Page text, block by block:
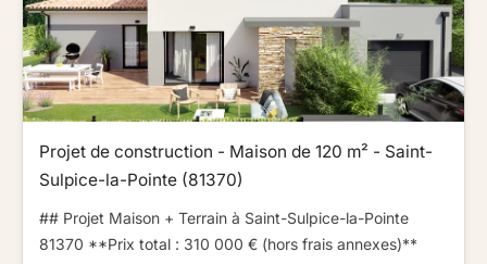
Projet de construction - Maison de 120 m² - Saint-
Sulpice-la-Pointe (81370)
## Projet Maison + Terrain à Saint-Sulpice-la-Pointe
81370 ​ ​​ ​**Prix total : 310 000 € (hors frais annexes)** ​ ​​ ​